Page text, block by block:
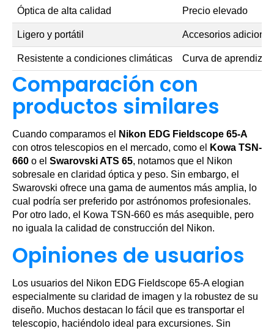
Óptica de alta calidad Precio elevado
Ligero y portátil Accesorios
Resistente a condiciones climáticas Curva de
Comparación con
productos similares
Cuando comparamos el
Nikon EDG Fieldscope 65-A
con otros telescopios en el mercado, como el
Kowa TSN-
660 o el Swarovski ATS 65, notamos que el Nikon
sobresale en claridad óptica y peso. Sin embargo, el
Swarovski ofrece una gama de aumentos más amplia, lo
cual podría ser preferido por astrónomos profesionales.
Por otro lado, el Kowa TSN-660 es más asequible, pero
no iguala la calidad de construcción del Nikon.
Opiniones de usuarios
Los usuarios del Nikon EDG Fieldscope 65-A elogian
especialmente su claridad de imagen y la robustez de su
diseño. Muchos destacan lo fácil que es transportar el
telescopio, haciéndolo ideal para excursiones. Sin